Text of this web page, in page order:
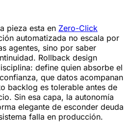
pieza esta en Zero-Click
automatizada no escala por
agentes, sino por saber
Rollback design
define quien absorbe el
que datos acompanan
backlog es tolerable antes de
Sin esa capa, la autonomía
elegante de esconder deuda
falla en producción.